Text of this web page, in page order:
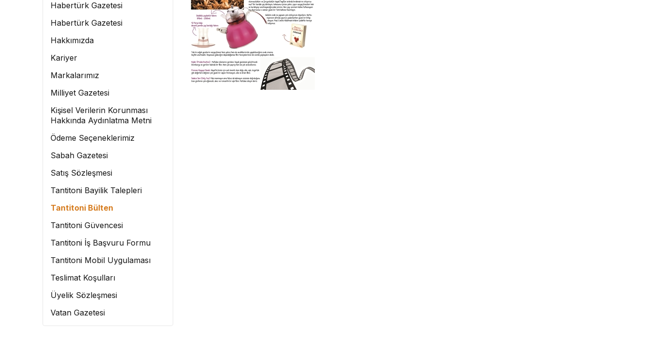
Habertürk Gazetesi
Habertürk Gazetesi
Hakkımızda
Kariyer
Markalarımız
Milliyet Gazetesi
Kişisel Verilerin Korunması
Hakkında Aydınlatma Metni
Ödeme Seçeneklerimiz
Sabah Gazetesi
Satış Sözleşmesi
Tantitoni Bayilik Talepleri
Tantitoni Bülten
Tantitoni Güvencesi
Tantitoni İş Başvuru Formu
Tantitoni Mobil Uygulaması
Teslimat Koşulları
Üyelik Sözleşmesi
Vatan Gazetesi